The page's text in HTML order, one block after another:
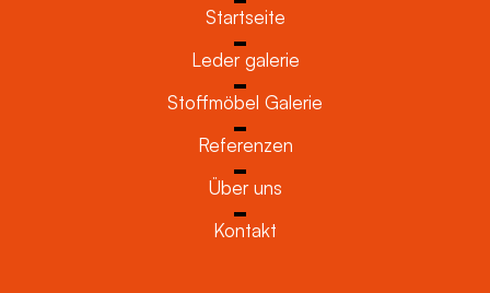
Startseite
Leder galerie
Stoffmöbel Galerie
Referenzen
Über uns
Kontakt